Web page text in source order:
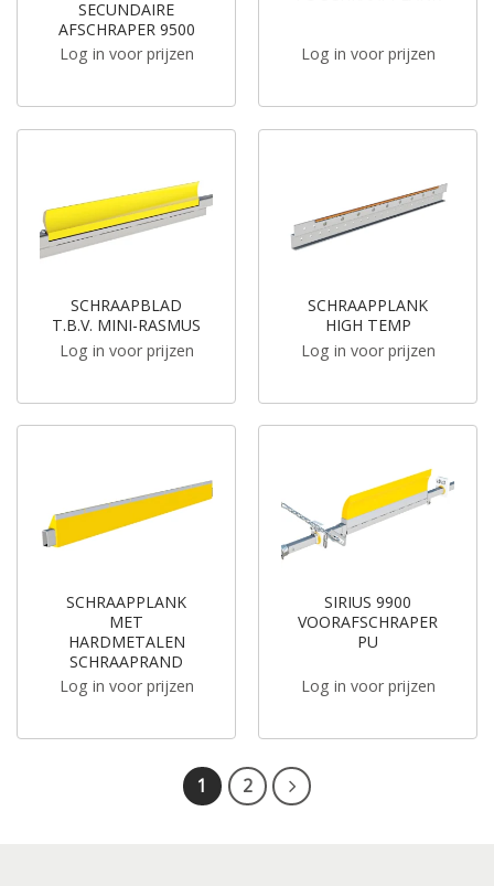
SECUNDAIRE
AFSCHRAPER 9500
Log in voor prijzen
Log in voor prijzen
SCHRAAPBLAD
T.B.V. MINI-RASMUS
Log in voor prijzen
SCHRAAPPLANK
HIGH TEMP
Log in voor prijzen
SCHRAAPPLANK
MET
HARDMETALEN
SCHRAAPRAND
Log in voor prijzen
SIRIUS 9900
VOORAFSCHRAPER
PU
Log in voor prijzen
1 2